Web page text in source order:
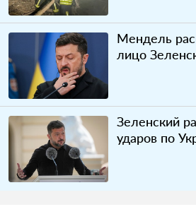
Мендель
лицо
Зеленский
ударов по